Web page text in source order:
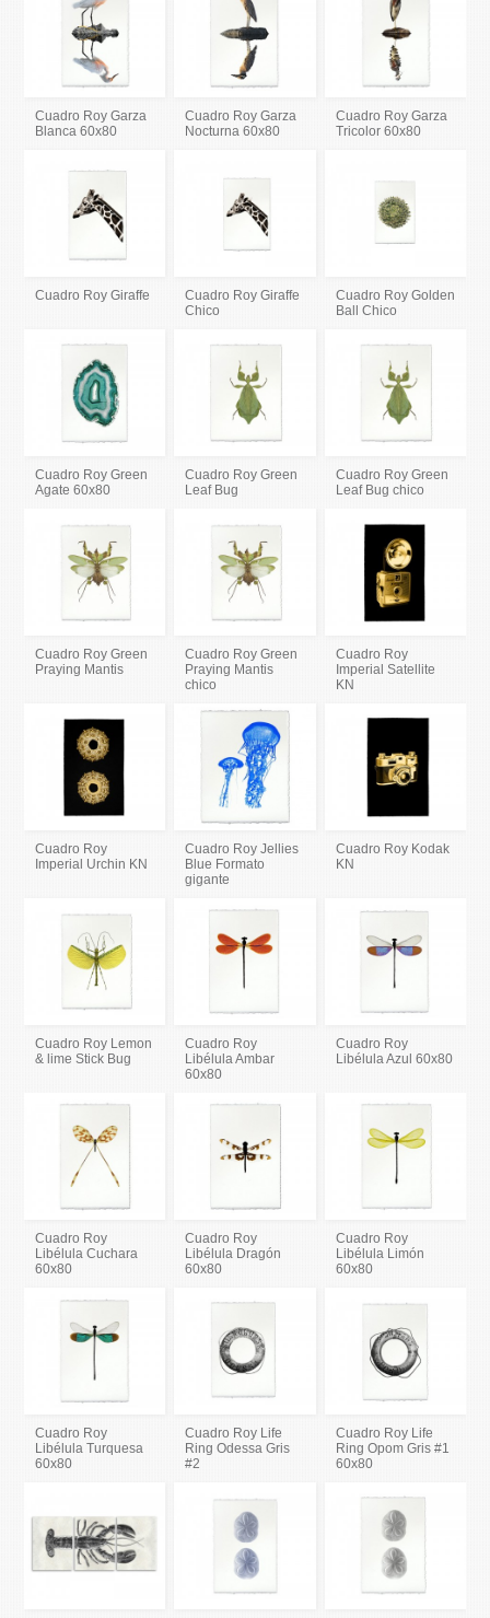
Cuadro Roy Garza
Blanca 60x80
Cuadro Roy Garza
Nocturna 60x80
Cuadro Roy Garza
Tricolor 60x80
Cuadro Roy Giraffe
Cuadro Roy Giraffe
Chico
Cuadro Roy Golden
Ball Chico
Cuadro Roy Green
Agate 60x80
Cuadro Roy Green
Leaf Bug
Cuadro Roy Green
Leaf Bug chico
Cuadro Roy Green
Praying Mantis
Cuadro Roy Green
Praying Mantis
chico
Cuadro Roy
Imperial Satellite
KN
Cuadro Roy
Imperial Urchin KN
Cuadro Roy Jellies
Blue Formato
gigante
Cuadro Roy Kodak
KN
Cuadro Roy Lemon
& lime Stick Bug
Cuadro Roy
Libélula Ambar
60x80
Cuadro Roy
Libélula Azul 60x80
Cuadro Roy
Libélula Cuchara
60x80
Cuadro Roy
Libélula Dragón
60x80
Cuadro Roy
Libélula Limón
60x80
Cuadro Roy
Libélula Turquesa
60x80
Cuadro Roy Life
Ring Odessa Gris
#2
Cuadro Roy Life
Ring Opom Gris #1
60x80